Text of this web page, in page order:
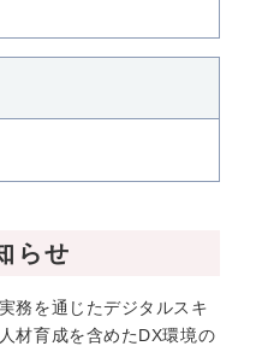
らせ
務を通じたデジタルスキ
材育成を含めたDX環境の